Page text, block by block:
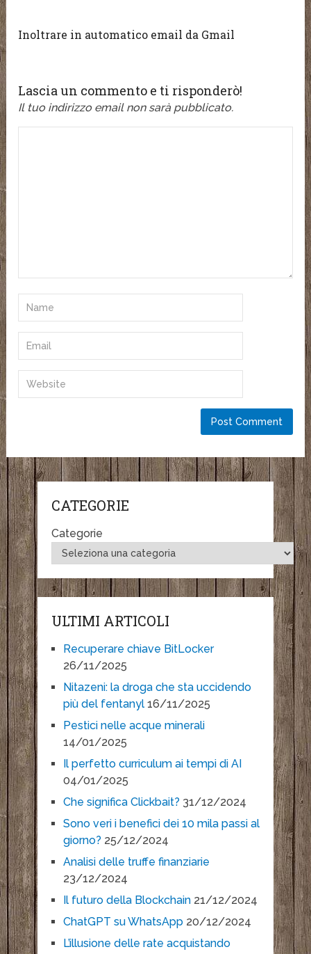
Inoltrare in automatico email da Gmail
Lascia un commento e ti risponderò!
Il tuo indirizzo email non sarà pubblicato.
CATEGORIE
Categorie
ULTIMI ARTICOLI
Recuperare chiave BitLocker
26/11/2025
Nitazeni: la droga che sta uccidendo
più del fentanyl 16/11/2025
Pestici nelle acque minerali
14/01/2025
Il perfetto curriculum ai tempi di AI
04/01/2025
Che significa Clickbait? 31/12/2024
Sono veri i benefici dei 10 mila passi al
giorno? 25/12/2024
Analisi delle truffe finanziarie
23/12/2024
Il futuro della Blockchain 21/12/2024
ChatGPT su WhatsApp 20/12/2024
L’illusione delle rate acquistando